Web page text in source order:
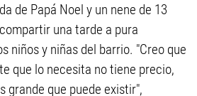
de Papá Noel y un nene de 13
una tarde a pura
niños y niñas del barrio. "Creo que
que lo necesita no tiene precio,
grande que puede existir",